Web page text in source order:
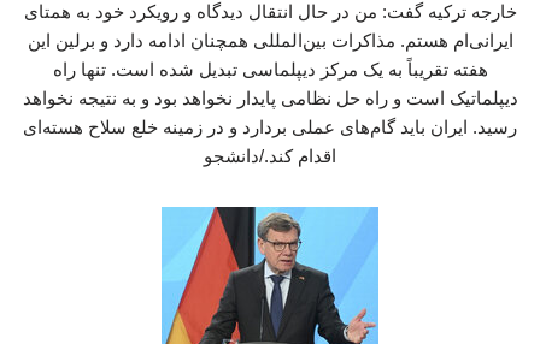
خارجه ترکیه گفت: من در حال انتقال دیدگاه و رویکرد خود به همتای
ایرانی‌ام هستم. مذاکرات بین‌المللی همچنان ادامه دارد و برلین این
هفته تقریباً به یک مرکز دیپلماسی تبدیل شده است. تنها راه
دیپلماتیک است و راه حل نظامی پایدار نخواهد بود و به نتیجه نخواهد
رسید. ایران باید گام‌های عملی بردارد و در زمینه خلع سلاح هسته‌ای
اقدام کند./دانشجو